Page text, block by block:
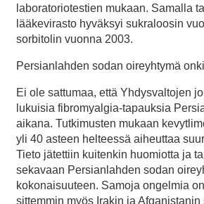
laboratoriotestien mukaan. Samalla
lääkevirasto hyväksyi sukraloosin
sorbitolin vuonna 2003.
Persianlahden sodan oireyhtymä
Ei ole sattumaa, että Yhdysvaltojen
lukuisia fibromyalgia-tapauksia
aikana. Tutkimusten mukaan
yli 40 asteen helteessä aiheuttaa
Tieto jätettiin kuitenkin huomiotta ja
sekavaan Persianlahden sodan
kokonaisuuteen. Samoja ongelmia
sittemmin myös Irakin ja